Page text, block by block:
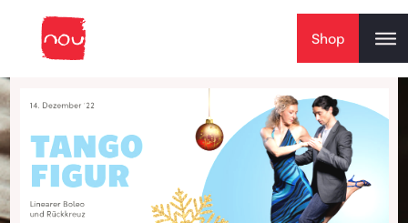
Shop
Play Video